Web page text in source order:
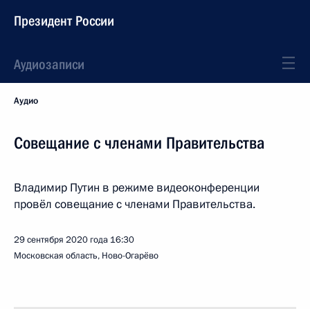
Президент России
Аудиозаписи
Аудио
Совещание с членами Правительства
Владимир Путин в режиме видеоконференции
провёл совещание с членами Правительства.
29 сентября 2020 года 16:30
Московская область, Ново-Огарёво